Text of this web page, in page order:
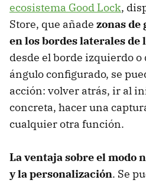
ecosistema Good Lock,
Store, que añade zonas de
en los bordes laterales de
desde el borde izquierdo o
ángulo configurado, se
acción: volver atrás, ir al
concreta, hacer una
cualquier otra función.
La ventaja sobre el modo
y la personalización. Se